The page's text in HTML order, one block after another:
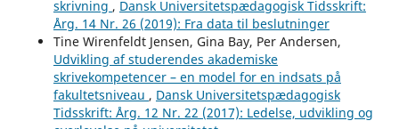
skrivning , Dansk Universitetspædagogisk Tidsskrift:
Årg. 14 Nr. 26 (2019): Fra data til beslutninger
Tine Wirenfeldt Jensen, Gina Bay, Per Andersen,
Udvikling af studerendes akademiske
skrivekompetencer – en model for en indsats på
fakultetsniveau , Dansk Universitetspædagogisk
Tidsskrift: Årg. 12 Nr. 22 (2017): Ledelse, udvikling og